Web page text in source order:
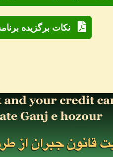
نکات برگزیده برنامه